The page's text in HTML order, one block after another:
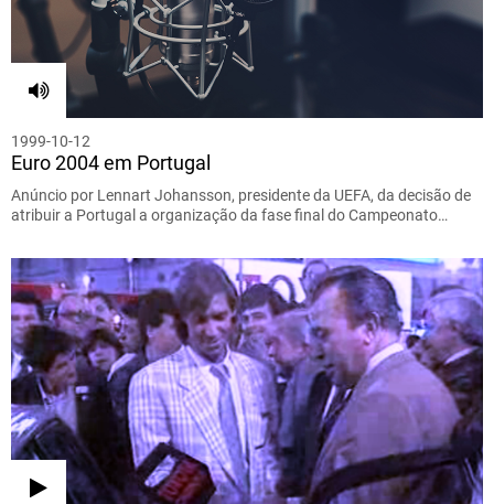
1999-10-12
Euro 2004 em Portugal
Anúncio por Lennart Johansson, presidente da UEFA, da decisão de
atribuir a Portugal a organização da fase final do Campeonato…